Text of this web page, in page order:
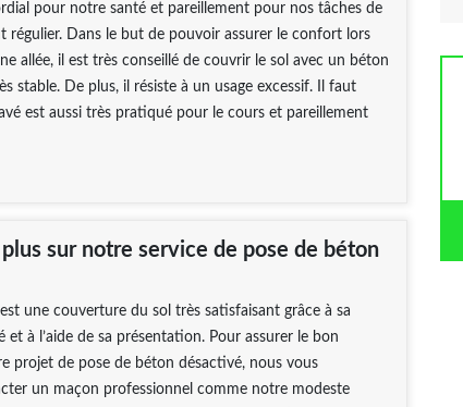
pour notre santé et pareillement pour nos tâches de
régulier. Dans le but de pouvoir assurer le confort lors
allée, il est très conseillé de couvrir le sol avec un béton
stable. De plus, il résiste à un usage excessif. Il faut
est aussi très pratiqué pour le cours et pareillement
sur notre service de pose de béton
une couverture du sol très satisfaisant grâce à sa
et à l’aide de sa présentation. Pour assurer le bon
projet de pose de béton désactivé, nous vous
un maçon professionnel comme notre modeste